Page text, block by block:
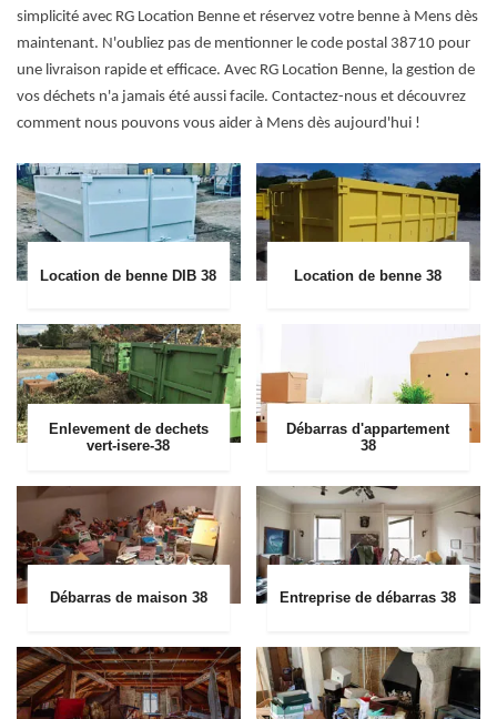
simplicité avec RG Location Benne et réservez votre benne à Mens dès
maintenant. N'oubliez pas de mentionner le code postal 38710 pour
une livraison rapide et efficace. Avec RG Location Benne, la gestion de
vos déchets n'a jamais été aussi facile. Contactez-nous et découvrez
comment nous pouvons vous aider à Mens dès aujourd'hui !
Location de benne DIB 38 Location de benne 38
Enlevement de dechets
vert-isere-38
Débarras d'appartement
38
Débarras de maison 38 Entreprise de débarras 38